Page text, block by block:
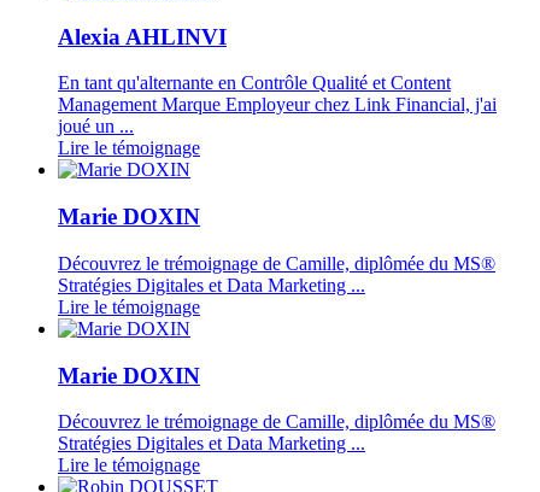
Alexia AHLINVI
En tant qu'alternante en Contrôle Qualité et Content
Management Marque Employeur chez Link Financial, j'ai
joué un ...
Lire le témoignage
Marie DOXIN
Découvrez le trémoignage de Camille, diplômée du MS®
Stratégies Digitales et Data Marketing ...
Lire le témoignage
Marie DOXIN
Découvrez le trémoignage de Camille, diplômée du MS®
Stratégies Digitales et Data Marketing ...
Lire le témoignage